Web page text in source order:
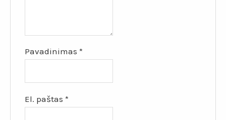
Pavadinimas*
El. paštas*